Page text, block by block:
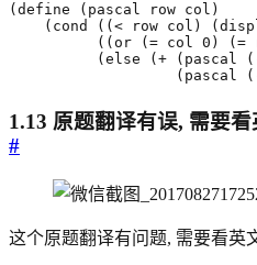
( define ( pascal row col )
( cond (( < row col ) (
(( or ( = col 0 ) ( =
( else ( + ( pascal (
( pascal (
1.13 原题翻译有误, 需要
#
这个原题翻译有问题, 需要看英